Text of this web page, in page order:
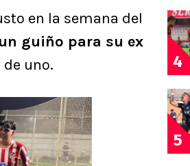
en la semana del
guiño para su ex
uno. 4
5